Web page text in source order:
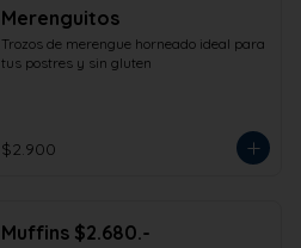
Merenguitos
Trozos de merengue horneado ideal para
tus postres y sin gluten
$2.900
Muffins $2.680.-